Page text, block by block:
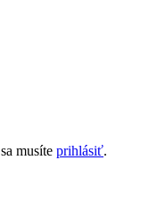
musíte prihlásiť.